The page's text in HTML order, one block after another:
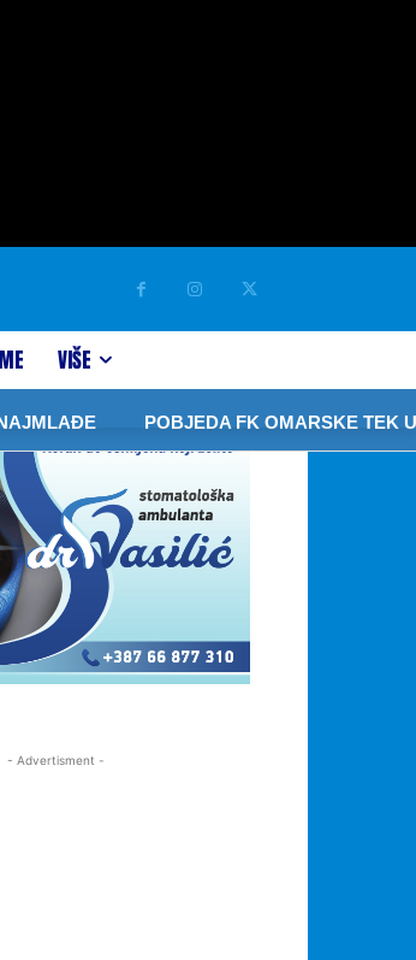
VIŠE
POBJEDA FK OMARSKE TEK U
- Advertisment -